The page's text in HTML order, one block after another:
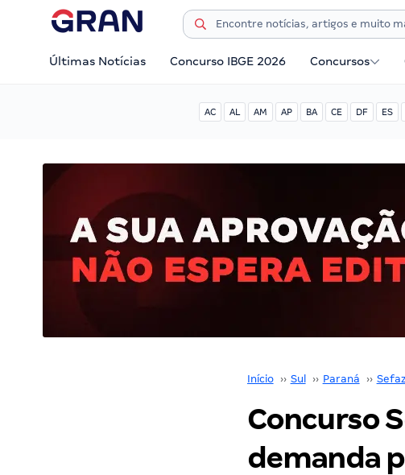
Últimas Notícias Concurso IBGE 2026 Concursos
AC AL AM AP BA CE DF ES
Início ›› Sul ›› Paraná ››
Concurso
demanda